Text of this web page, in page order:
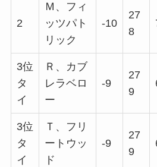
2
Ｍ、フィ
ッツパト
リック
-10
27
8
3位
タ
イ
Ｒ、カブ
レラベロ
ー
-9
27
9
3位
タ
イ
Ｔ、フリ
ートウッ
ド
-9
27
9